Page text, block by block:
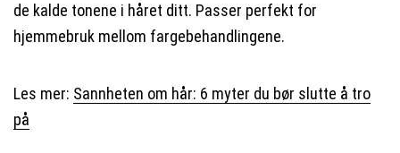
de kalde tonene i håret ditt. Passer perfekt for
hjemmebruk mellom fargebehandlingene.
Les mer: Sannheten om hår: 6 myter du bør slutte å tro
på